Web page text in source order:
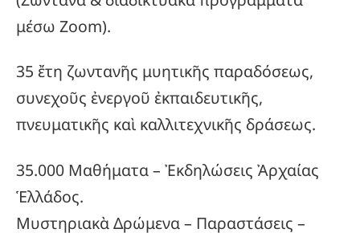
μέσω Zoom).
35 ἔτη ζωντανῆς μυητικῆς παραδόσεως,
συνεχοῦς ἐνεργοῦ ἐκπαιδευτικῆς,
πνευματικῆς καὶ καλλιτεχνικῆς δράσεως.
35.000 Μαθήματα – Ἐκδηλώσεις Ἀρχαίας
Ἑλλάδος.
Μυστηριακὰ Δρώμενα – Παραστάσεις –